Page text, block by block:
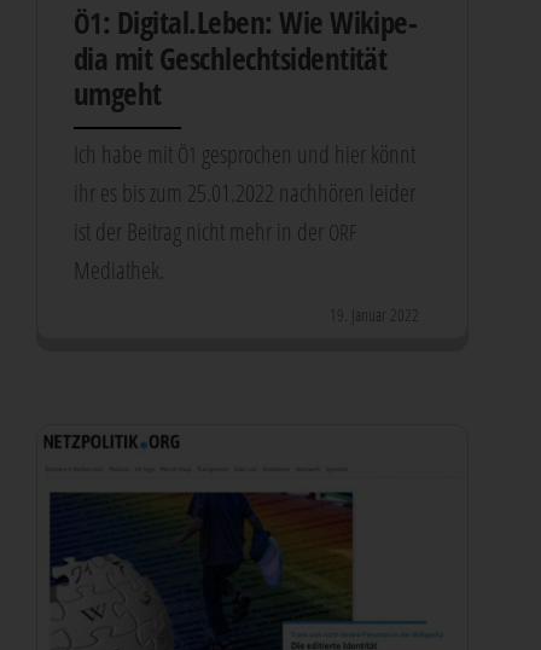
Ö1: Digital.Leben: Wie Wiki­pe­
dia mit Geschlechts­iden­ti­tät
umgeht
Ich habe mit Ö1 gespro­chen und hier könnt
ihr es bis zum 25.01.2022 nach­hö­ren lei­der
ist der Bei­trag nicht mehr in der ORF
Mediathek.
19. Januar 2022